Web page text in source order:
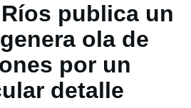
publica un
ola de
por un
detalle